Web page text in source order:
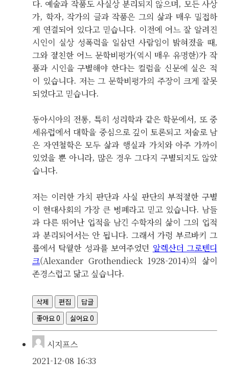
다. 예술과 작품도 사실상 분리되지 않으며, 모든 사상
가, 학자, 작가의 글과 작품은 그의 삶과 매우 밀접하
게 연결되어 있다고 믿습니다. 이전에 어느 잘 알려진
시인이 실상 성폭력을 일삼던 사람임이 밝혀졌을 때,
그와 절친한 어느 문학비평가(역시 매우 유명한)가 작
품과 시인을 구별해야 한다는 컬럼을 신문에 실은 적
이 있습니다. 저는 그 문학비평가의 주장이 크게 잘못
되었다고 믿습니다.
동아시아의 전통, 특히 성리학과 같은 학문에서, 또 중
세유럽에서 대학을 중심으로 깊이 토론되고 저술로 남
은 자연철학은 모두 삶과 행실과 가치와 아주 가까이
있었을 뿐 아니라, 많은 경우 그다지 구별되지도 않았
습니다.
저는 이러한 가치 판단과 사실 판단의 부적절한 구별
이 현대사회의 가장 큰 병폐라고 믿고 있습니다. 남들
과 다른 뛰어난 업적을 남긴 수학자의 삶이 그의 업적
과 분리되어서는 안 됩니다. 그래서 가령 부르바키 그
룹에서 탁월한 성과를 보여주었던 알렉산더 그로텐디
크(Alexander Grothendieck 1928-2014)의 삶이
존경스럽고 닮고 싶습니다.
삭제 편집
답글
좋아요0 싫어요0
시지프스
2021-12-08 16:33